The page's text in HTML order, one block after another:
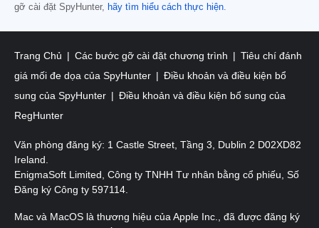
gỡ cài đặt SpyHunter, hãy tìm hiểu cách thực hiện.
Trang Chủ Các bước gỡ cài đặt chương trình
Tiêu chí đánh
giá mối đe dọa của SpyHunter
Điều khoản và điều kiện bổ
sung của SpyHunter
Điều khoản và điều kiện bổ sung của
RegHunter
Văn phòng đăng ký: 1 Castle Street, Tầng 3, Dublin 2 D02XD82
Ireland.
EnigmaSoft Limited, Công ty TNHH Tư nhân bằng cổ phiếu, Số
Đăng ký Công ty 597114.
Mac và MacOS là thương hiệu của Apple Inc., đã được đăng ký